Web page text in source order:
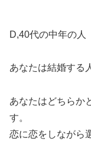
D,40代の中年の人
あなたは結婚する
あなたはどちらか
す。
恋に恋をしながら